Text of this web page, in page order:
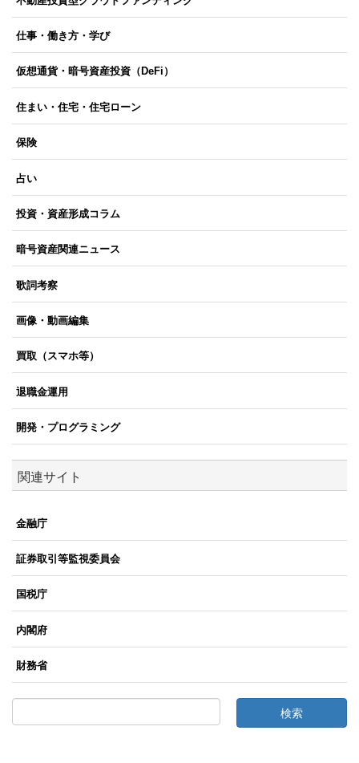
仕事・働き方・学び
仮想通貨・暗号資産投資（DeFi）
住まい・住宅・住宅ローン
保険
占い
投資・資産形成コラム
暗号資産関連ニュース
歌詞考察
画像・動画編集
買取（スマホ等）
退職金運用
開発・プログラミング
関連サイト
金融庁
証券取引等監視委員会
国税庁
内閣府
財務省